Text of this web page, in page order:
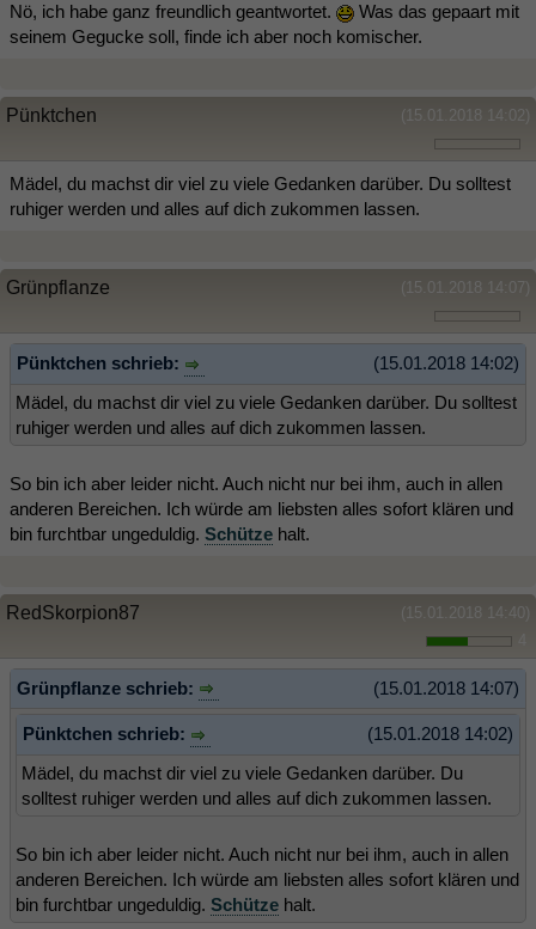
Nö, ich habe ganz freundlich geantwortet.
Was das gepaart mit
seinem Gegucke soll, finde ich aber noch komischer.
(15.01.2018 14:02)
Pünktchen
Mädel, du machst dir viel zu viele Gedanken darüber. Du solltest
ruhiger werden und alles auf dich zukommen lassen.
(15.01.2018 14:07)
Grünpflanze
(15.01.2018 14:02)
Pünktchen schrieb:
Mädel, du machst dir viel zu viele Gedanken darüber. Du solltest
ruhiger werden und alles auf dich zukommen lassen.
So bin ich aber leider nicht. Auch nicht nur bei ihm, auch in allen
anderen Bereichen. Ich würde am liebsten alles sofort klären und
bin furchtbar ungeduldig. Schütze halt.
(15.01.2018 14:40)
RedSkorpion87
(15.01.2018 14:07)
Grünpflanze schrieb:
(15.01.2018 14:02)
Pünktchen schrieb:
Mädel, du machst dir viel zu viele Gedanken darüber. Du
solltest ruhiger werden und alles auf dich zukommen lassen.
So bin ich aber leider nicht. Auch nicht nur bei ihm, auch in allen
anderen Bereichen. Ich würde am liebsten alles sofort klären und
bin furchtbar ungeduldig. Schütze halt.